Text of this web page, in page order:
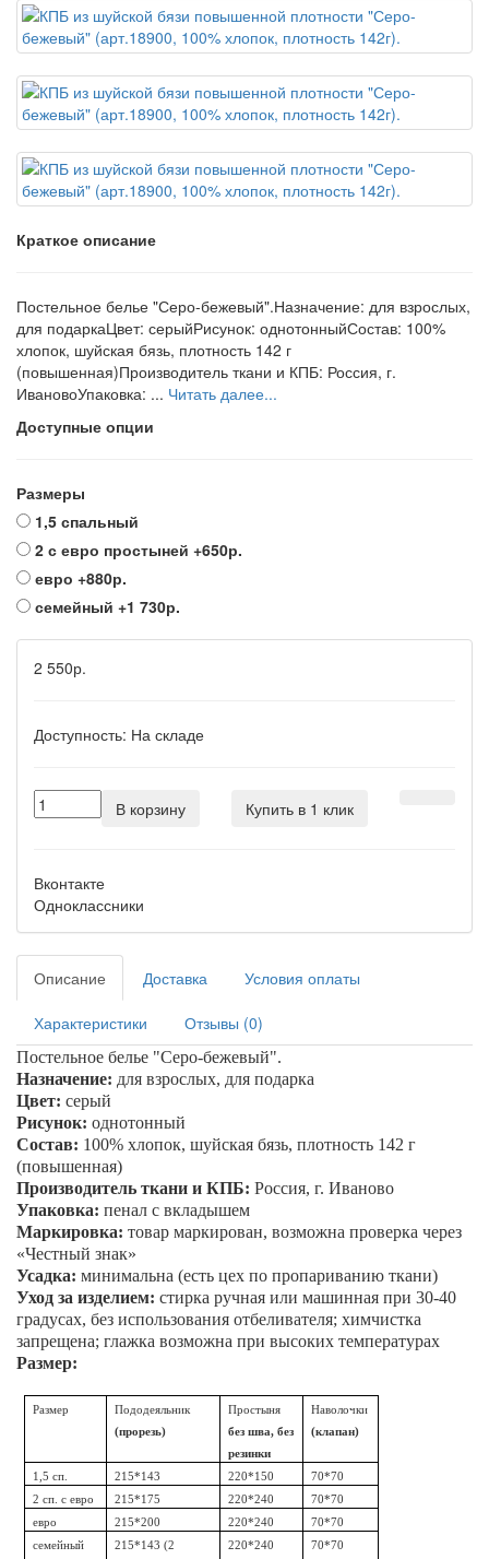
Краткое описание
Постельное белье "Серо-бежевый".Назначение: для взрослых,
для подаркаЦвет: серыйРисунок: однотонныйСостав: 100%
хлопок, шуйская бязь, плотность 142 г
(повышенная)Производитель ткани и КПБ: Россия, г.
ИвановоУпаковка: ... Читать далее...
Доступные опции
Размеры
1,5 спальный
2 с евро простыней +650р.
евро +880р.
семейный +1 730р.
2 550р.
Доступность: На складе
В корзину Купить в 1 клик
Вконтакте
Одноклассники
Описание Доставка Условия оплаты
Характеристики Отзывы (0)
Постельное белье "Серо-бежевый".
Назначение: для взрослых, для подарка
Цвет: серый
Рисунок: однотонный
Состав: 100% хлопок, шуйская бязь, плотность 142 г
(повышенная)
Производитель ткани и КПБ: Россия, г. Иваново
Упаковка: пенал с вкладышем
Маркировка: товар маркирован, возможна проверка через
«Честный знак»
Усадка: минимальна (есть цех по пропариванию ткани)
Уход за изделием: стирка ручная или машинная при 30-40
градусах, без использования отбеливателя; химчистка
запрещена; глажка возможна при высоких температурах
Размер:
Размер
Пододеяльник
(прорезь)
Простыня
без шва, без
резинки
Наволочки
(клапан)
1,5 сп. 215*143 220*150
70*70
2 сп. с евро
215*175 220*240
70*70
евро
215*200 220*240
70*70
семейный
215*143 (2 220*240 70*70